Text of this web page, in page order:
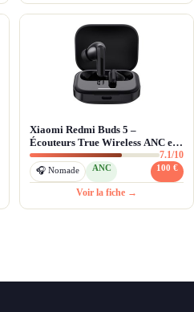
Xiaomi Redmi Buds 5 –
Écouteurs True Wireless ANC et
40h d'autonomie
7.1/10
🎧 Nomade ANC 100 €
Voir la fiche →